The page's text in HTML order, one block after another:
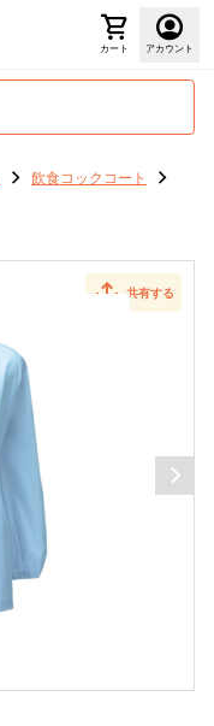
カート アカウント
飲食コックコート
共有する